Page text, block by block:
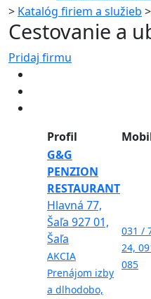
> Katalóg firiem a služieb >
Cestovanie a
Pridaj firmu
Profil
G&G
PENZION
RESTAURANT
Hlavná 77,
Šaľa 927 01,
Šaľa
AKCIA
Prenájom izby
a dlhodobo,
031 /
24,
085